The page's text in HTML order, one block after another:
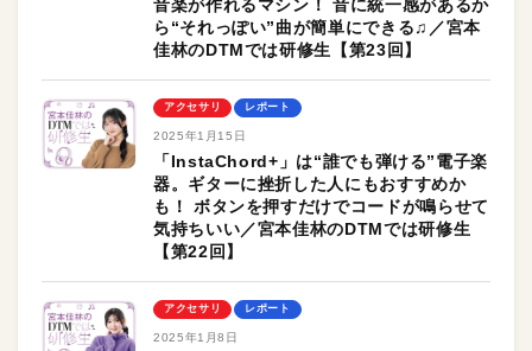
音楽が作れるマシン！ 音に統一感があるか
ら“それっぽい”曲が簡単にできる♫／宮本
佳林のDTMでは研修生【第23回】
アクセサリ レポート
2025年1月15日
「InstaChord+」は“誰でも弾ける”電子楽
器。ギターに挫折した人にもおすすめか
も！ ボタンを押すだけでコードが鳴らせて
気持ちいい／宮本佳林のDTMでは研修生
【第22回】
アクセサリ レポート
2025年1月8日